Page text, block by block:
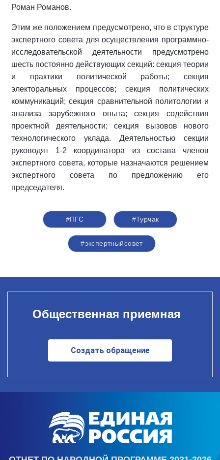
Роман Романов.
Этим же положением предусмотрено, что в структуре
экспертного совета для осуществления программно-
исследовательской деятельности предусмотрено
шесть постоянно действующих секций: секция теории
и практики политической работы; секция
электоральных процессов; секция политических
коммуникаций; секция сравнительной политологии и
анализа зарубежного опыта; секция содействия
проектной деятельности; секция вызовов нового
технологического уклада. Деятельностью секции
руководят 1-2 координатора из состава членов
экспертного совета, которые назначаются решением
экспертного совета по предложению его
председателя.
#ПГС #Турчак
#экспертныйсовет
Общественная приемная
Создать обращение